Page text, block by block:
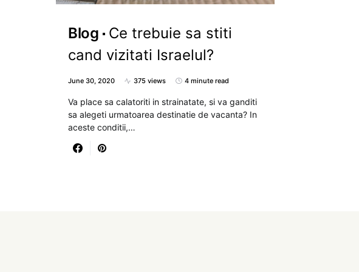
Blog
Ce trebuie sa stiti
cand vizitati Israelul?
June 30, 2020 375 views 4 minute read
Va place sa calatoriti in strainatate, si va ganditi
sa alegeti urmatoarea destinatie de vacanta? In
aceste conditii,…